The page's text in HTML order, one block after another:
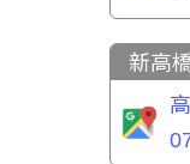
新高